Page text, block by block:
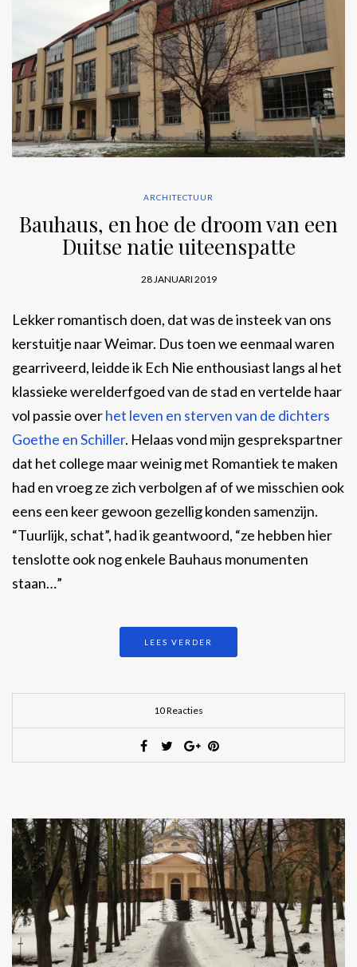
ARCHITECTUUR
Bauhaus, en hoe de droom van een
Duitse natie uiteenspatte
28 JANUARI 2019
Lekker romantisch doen, dat was de insteek van ons
kerstuitje naar Weimar. Dus toen we eenmaal waren
gearriveerd, leidde ik Ech Nie enthousiast langs al het
klassieke werelderfgoed van de stad en vertelde haar
vol passie overhet leven en sterven van de dichters
Goethe en Schiller. Helaas vond mijn gesprekspartner
dat het college maar weinig met Romantiek te maken
had en vroeg ze zich verbolgen af of we misschien ook
eens een keer gewoon gezellig konden samenzijn.
“Tuurlijk, schat”, had ik geantwoord, “ze hebben hier
tenslotte ook nog enkele Bauhaus monumenten
staan…”
LEES VERDER
10 Reacties